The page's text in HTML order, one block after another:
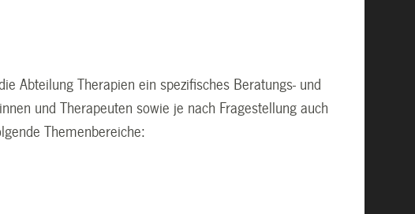
Abteilung Therapien ein spezifisches Beratungs- und
und Therapeuten sowie je nach Fragestellung auch
Themenbereiche: